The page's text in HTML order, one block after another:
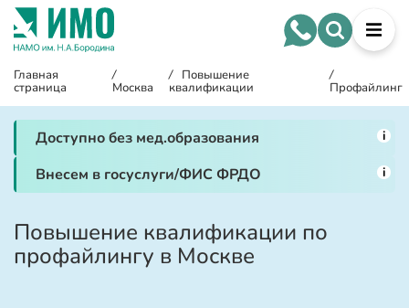
Главная
страница
/
Москва
/ Повышение
квалификации
/
Профайлинг
Доступно без мед.образования i
Внесем в госуслуги/ФИС ФРДО i
Повышение квалификации по
профайлингу в Москве